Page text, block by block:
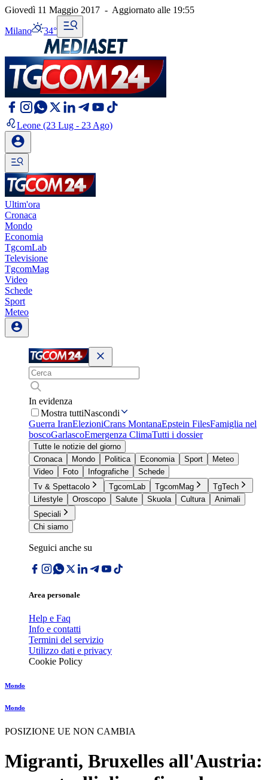
Giovedì 11 Maggio 2017 - Aggiornato alle 19:55
Milano 34°
Leone (23 Lug - 23 Ago)
Ultim'ora
Cronaca
Mondo
Economia
TgcomLab
Televisione
TgcomMag
Video
Schede
Sport
Meteo
In evidenza
Mostra tuttiNascondi
Guerra IranElezioniCrans MontanaEpstein FilesFamiglia nel
boscoGarlascoEmergenza ClimaTutti i dossier
Tutte le notizie del giorno
Cronaca
Mondo Politica Economia Sport
Meteo
Video
Foto Infografiche
Schede
Tv & Spettacolo
TgcomLab TgcomMag
TgTech
Lifestyle
Oroscopo Salute Skuola Cultura
Animali
Speciali
Chi siamo
Seguici anche su
Area personale
Help e Faq
Info e contatti
Termini del servizio
Utilizzo dati e privacy
Cookie Policy
Mondo
Mondo
POSIZIONE UE NON CAMBIA
Migranti, Bruxelles all'Austria: